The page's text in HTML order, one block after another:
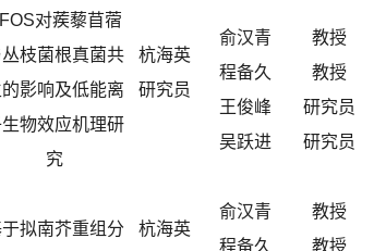
对蒺藜苜蓿
丛枝菌根真菌共
影响及低能离
物效应机理研
究
杭海英
研究员
俞汉青
程备久
王俊峰
吴跃进
教授
教授
研究员
研究员
拟南芥重组分
杭海英
俞汉青
程备久
教授
教授